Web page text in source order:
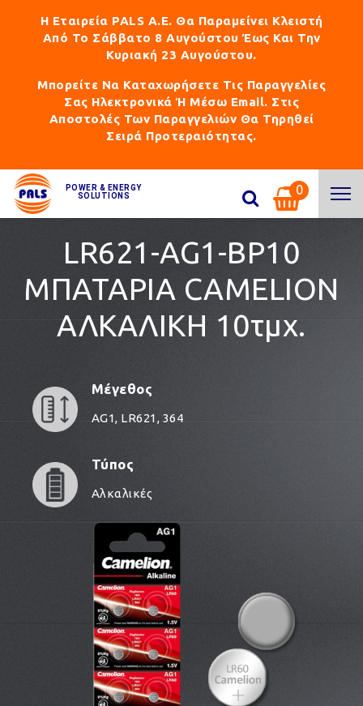
Η Εταιρεία PALS Α.Ε. Θα Παραμείνει Κλειστή
Από Το Σάββατο 8 Αυγούστου Έως Και Την
Κυριακή 23 Αυγούστου.
Μπορείτε Να Καταχωρήσετε Τις Παραγγελίες
Σας Ηλεκτρονικά Ή Μέσω Email. Στις
Αποστολές Των Παραγγελιών Θα Τηρηθεί
Σειρά Προτεραιότητας.
POWER & ENERGY
SOLUTIONS
0
LR621-AG1-BP10
ΜΠΑΤΑΡΙΑ CAMELION
ΑΛKΑΛΙΚΗ 10τμχ.
Μέγεθος
AG1, LR621, 364
Τύπος
Αλκαλικές